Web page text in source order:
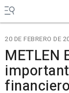
20 DE FEBRERO DE
METLEN